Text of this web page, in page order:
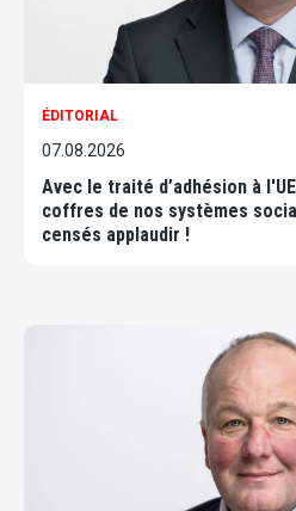
ÉDITORIAL
07.08.2026
Avec le traité d’adhésion à
coffres de nos systèmes
censés applaudir !